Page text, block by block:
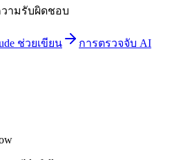
ามรับผิดชอบ
ช่วยเขียน
การตรวจจับ AI